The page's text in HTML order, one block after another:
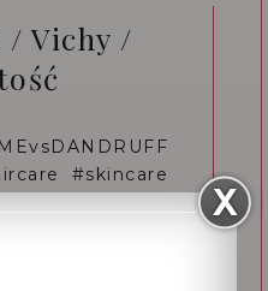
/ Vichy /
#skincare